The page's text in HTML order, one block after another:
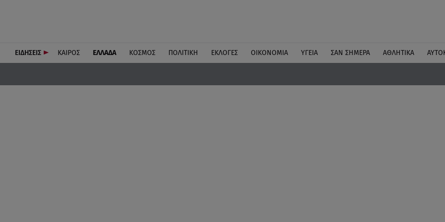
ΕΙΔΗΣΕΙΣ ΚΑΙΡΟΣ ΕΛΛΑΔΑ ΚΟΣΜΟΣ ΠΟΛΙΤΙΚΗ ΕΚΛΟΓΕΣ ΟΙΚΟΝΟΜΙΑ ΥΓΕΙΑ ΣΑΝ ΣΗΜΕΡΑ ΑΘΛΗΤΙΚΑ